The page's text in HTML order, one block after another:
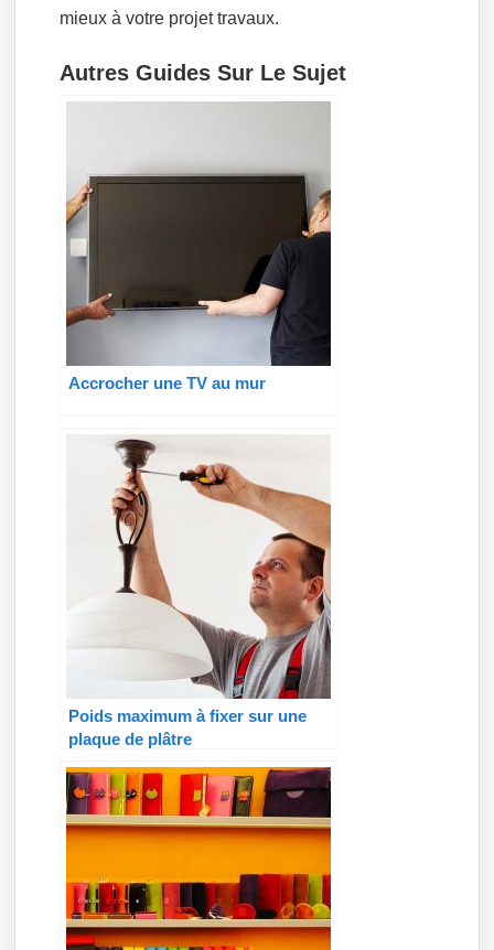
mieux à votre projet travaux.
Autres Guides Sur Le Sujet
Accrocher une TV au mur
Poids maximum à fixer sur une
plaque de plâtre